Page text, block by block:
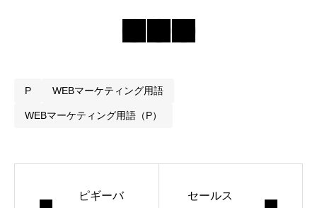
P WEBマーケティング用語
WEBマーケティング用語（P）
ピギーバ
セールス